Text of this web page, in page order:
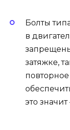
Болты
в
затяжке,
это значит